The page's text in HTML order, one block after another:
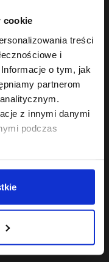
cookie
treści
i
o tym, jak
partnerom
z innymi danymi
podczas
emolientowa
,49 zł
cena z 30 dni przed